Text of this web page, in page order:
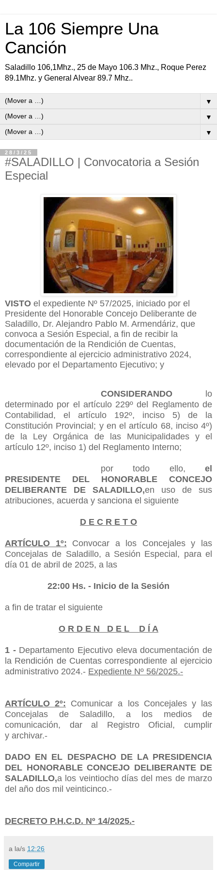
La 106 Siempre Una
Canción
Saladillo 106,1Mhz., 25 de Mayo 106.3 Mhz., Roque Perez
89.1Mhz. y General Alvear 89.7 Mhz..
▼
▼
▼
28/3/25
#SALADILLO | Convocatoria a Sesión
Especial
VISTO el expediente Nº 57/2025, iniciado por el
Presidente del Honorable Concejo Deliberante de
Saladillo, Dr. Alejandro Pablo M. Armendáriz, que
convoca a Sesión Especial, a fin de recibir la
documentación de la Rendición de Cuentas,
correspondiente al ejercicio administrativo 2024,
elevado por el Departamento Ejecutivo; y
CONSIDERANDO lo
determinado por el artículo 229º del Reglamento de
Contabilidad, el artículo 192º, inciso 5) de la
Constitución Provincial; y en el artículo 68, inciso 4º)
de la Ley Orgánica de las Municipalidades y el
artículo 12º, inciso 1) del Reglamento Interno;
por todo ello, el
PRESIDENTE DEL HONORABLE CONCEJO
DELIBERANTE DE SALADILLO,en uso de sus
atribuciones, acuerda y sanciona el siguiente
D E C R E T O
ARTÍCULO 1º: Convocar a los Concejales y las
Concejalas de Saladillo, a Sesión Especial, para el
día 01 de abril de 2025, a las
22:00 Hs. - Inicio de la Sesión
a fin de tratar el siguiente
O R D E N D E L D Í A
1 -Departamento Ejecutivo eleva documentación de
la Rendición de Cuentas correspondiente al ejercicio
administrativo 2024.- Expediente Nº 56/2025.-
ARTÍCULO 2º: Comunicar a los Concejales y las
Concejalas de Saladillo, a los medios de
comunicación, dar al Registro Oficial, cumplir
y archivar.-
DADO EN EL DESPACHO DE LA PRESIDENCIA
DEL HONORABLE CONCEJO DELIBERANTE DE
SALADILLO,a los veintiocho días del mes de marzo
del año dos mil veinticinco.-
DECRETO P.H.C.D. Nº 14/2025.-
a la/s 12:26
Compartir